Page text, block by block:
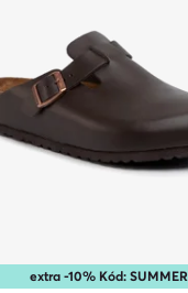
extra -10% Kód: SUMMER